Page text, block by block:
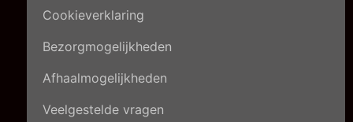
Cookieverklaring
Bezorgmogelijkheden
Afhaalmogelijkheden
Veelgestelde vragen